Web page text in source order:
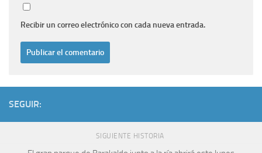
Recibir un correo electrónico con cada nueva entrada.
SEGUIR:
SIGUIENTE HISTORIA